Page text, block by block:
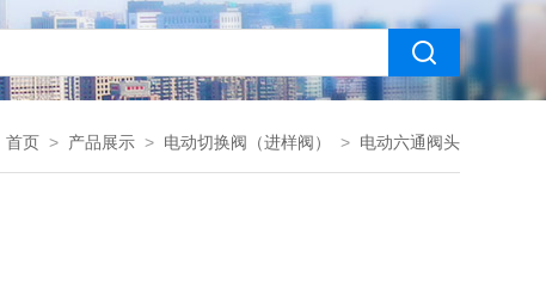
首页 > 产品展示 > 电动切换阀（进样阀） > 电动六通阀头